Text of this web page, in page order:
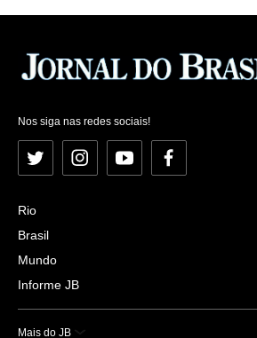
Nos siga nas redes sociais!
Twitter InstagramYouTubeFacebook
Rio
Brasil
Mundo
Informe JB
Mais do JB